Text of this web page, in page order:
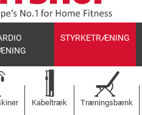
STYRKETRÆNING
Kabeltræk Træningsbænk